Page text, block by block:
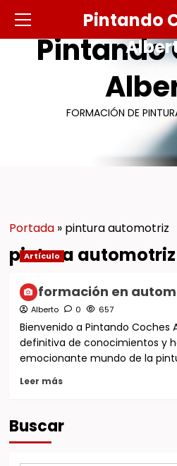
contenidoPintando
FORMACIÓN DE
primario
Pintando
Portada» pintura automotriz
pintura automotriz
Artículo
La formación en
Alberto 0 657
Bienvenido a Pintando Coches
definitiva de conocimientos y
emocionante mundo de la
Leer más
Buscar